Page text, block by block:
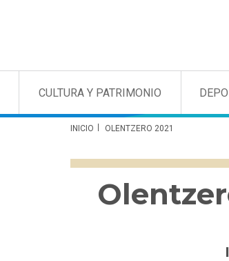
CULTURA Y PATRIMONIO
INICIO OLENTZERO 2021